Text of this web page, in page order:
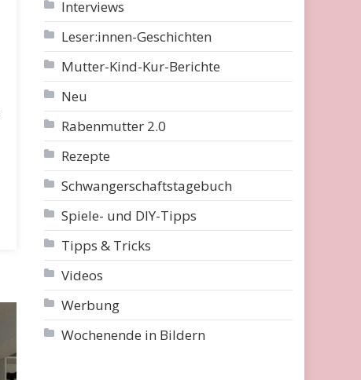
Interviews
Leser:innen-Geschichten
Mutter-Kind-Kur-Berichte
Neu
Rabenmutter 2.0
Rezepte
Schwangerschaftstagebuch
Spiele- und DIY-Tipps
Tipps & Tricks
Videos
Werbung
Wochenende in Bildern